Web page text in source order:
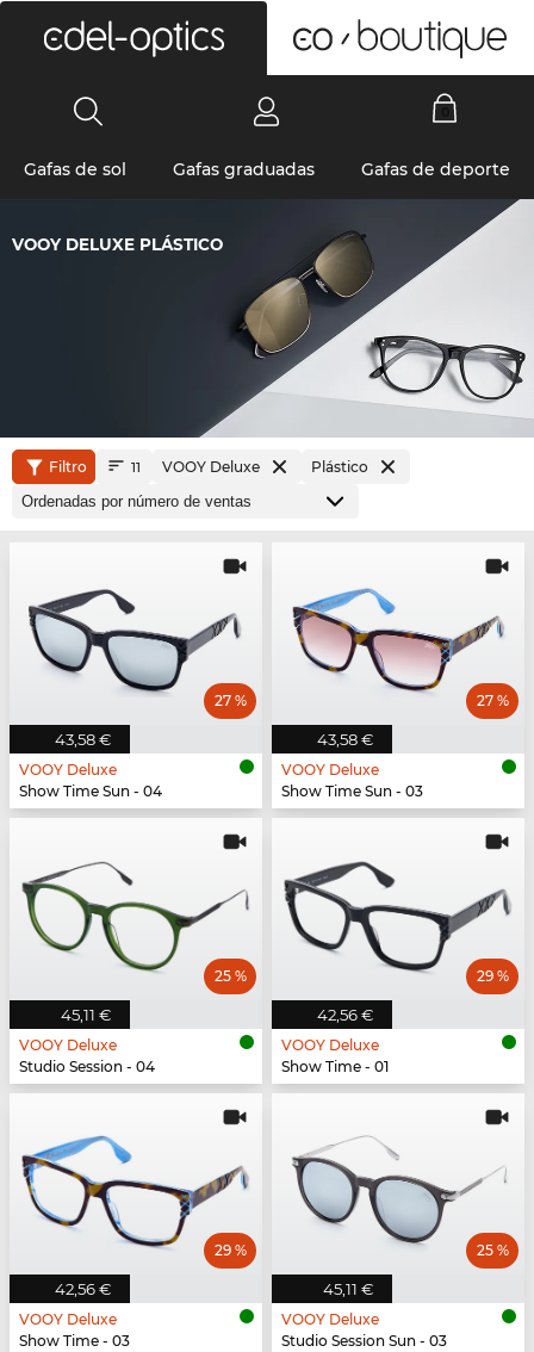
Gafas de sol Gafas graduadas Gafas de deporte
VOOY DELUXE PLÁSTICO
Filtro 11 VOOY Deluxe Plástico
43,58 €
27 %
VOOY Deluxe
Show Time Sun - 04
43,58 €
27 %
VOOY Deluxe
Show Time Sun - 03
45,11 €
25 %
VOOY Deluxe
Studio Session - 04
42,56 €
29 %
VOOY Deluxe
Show Time - 01
42,56 €
29 %
VOOY Deluxe
Show Time - 03
45,11 €
25 %
VOOY Deluxe
Studio Session Sun - 03